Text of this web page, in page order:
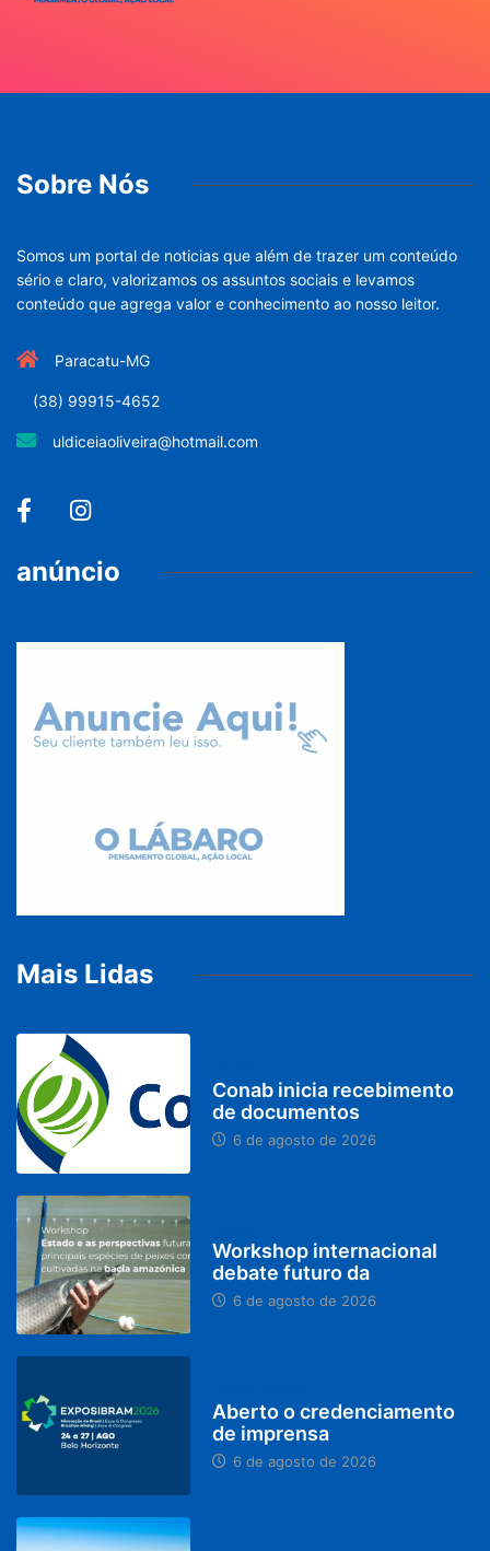
Sobre Nós
Somos um portal de noticias que além de trazer um conteúdo
sério e claro, valorizamos os assuntos sociais e levamos
conteúdo que agrega valor e conhecimento ao nosso leitor.
Paracatu-MG
(38) 99915-4652
uldiceiaoliveira@hotmail.com
anúncio
Mais Lidas
Conab inicia recebimento
de documentos
6 de agosto de 2026
Workshop internacional
debate futuro da
6 de agosto de 2026
Aberto o credenciamento
de imprensa
6 de agosto de 2026